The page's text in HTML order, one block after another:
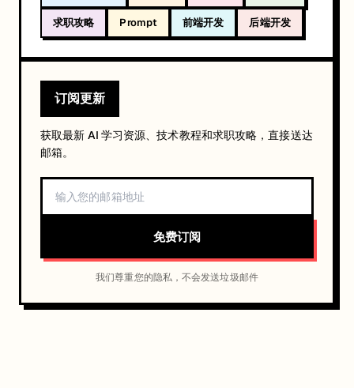
求职攻略 Prompt 前端开发 后端开发
订阅更新
获取最新 AI 学习资源、技术教程和求职攻略，直接送达
邮箱。
免费订阅
我们尊重您的隐私，不会发送垃圾邮件